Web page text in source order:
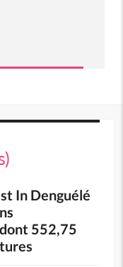
In Denguélé
552,75